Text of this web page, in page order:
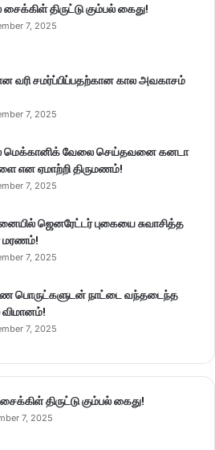
சைக்கிள் திருட்டு கும்பல் கைது!
7, 2025
வரி சமர்ப்பிப்பதற்கான கால அவகாசம்
7, 2025
மெக்கானிக் வேலை செய்தவனை கனடா
என ஏமாற்றி திருமணம்!
7, 2025
ஜெனரேட்டர் புகையை சுவாசித்த
7, 2025
பொருட்களுடன் நாட்டை வந்தடைந்த
விமானம்!
7, 2025
திருட்டு கும்பல் கைது!
7, 2025